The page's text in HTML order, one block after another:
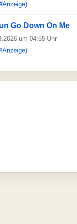
Go Down On Me
um 04:55 Uhr